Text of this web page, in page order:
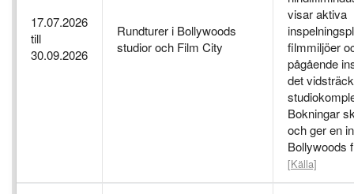
17.07.2026
till
30.09.2026
Rundturer i Bollywoods
studior och Film City
visar aktiva
filmmiljöer
pågående
det
Bokningar
och ger en
Bollywoods
[Källa]